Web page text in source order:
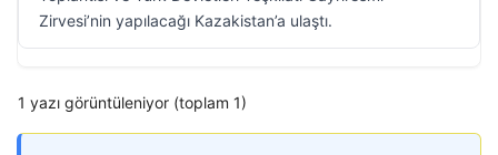
Zirvesi’nin yapılacağı Kazakistan’a ulaştı.
1 yazı görüntüleniyor (toplam 1)